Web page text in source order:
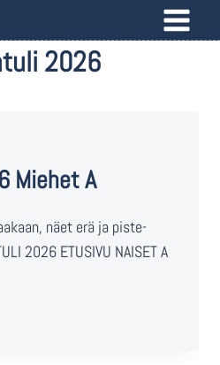
2026
Miehet A
näet erä ja piste-
2026 ETUSIVU NAISET A